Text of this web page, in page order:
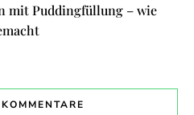
mit Puddingfüllung – wie